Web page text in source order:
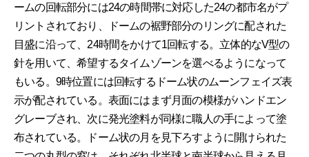
ームの回転部分には24の時間帯に対応した24の都市名がプ
リントされており、ドームの裾野部分のリングに配された
目盛に沿って、24時間をかけて1回転する。立体的なV型の
針を用いて、希望するタイムゾーンを選べるようになって
もいる。9時位置には回転するドーム状のムーンフェイズ表
示が配されている。表面にはまず月面の模様がハンドエン
グレーブされ、次に発光塗料が同様に職人の手によって塗
布されている。ドーム状の月を見下ろすように開けられた